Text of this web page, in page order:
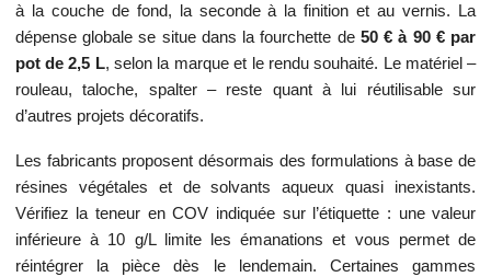
à la couche de fond, la seconde à la finition et au vernis. La
dépense globale se situe dans la fourchette de 50 € à 90 € par
pot de 2,5 L, selon la marque et le rendu souhaité. Le matériel –
rouleau, taloche, spalter – reste quant à lui réutilisable sur
d’autres projets décoratifs.
Les fabricants proposent désormais des formulations à base de
résines végétales et de solvants aqueux quasi inexistants.
Vérifiez la teneur en COV indiquée sur l’étiquette : une valeur
inférieure à 10 g/L limite les émanations et vous permet de
réintégrer la pièce dès le lendemain. Certaines gammes